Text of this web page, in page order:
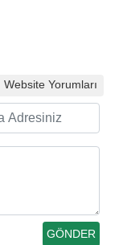
Website Yorumları